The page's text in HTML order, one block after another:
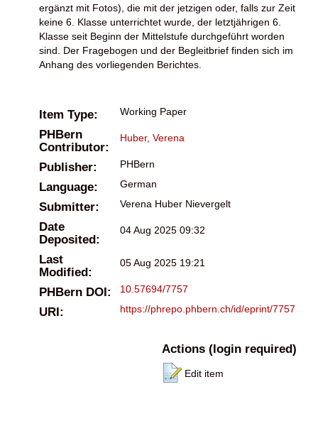
ergänzt mit Fotos), die mit der jetzigen oder, falls zur Zeit
keine 6. Klasse unterrichtet wurde, der letztjährigen 6.
Klasse seit Beginn der Mittelstufe durchgeführt worden
sind. Der Fragebogen und der Begleitbrief finden sich im
Anhang des vorliegenden Berichtes.
Item Type: Working Paper
PHBern
Contributor:
Huber, Verena
Publisher: PHBern
Language: German
Submitter: Verena Huber Nievergelt
Date
Deposited:
04 Aug 2025 09:32
Last
Modified:
05 Aug 2025 19:21
PHBern DOI: 10.57694/7757
URI: https://phrepo.phbern.ch/id/eprint/7757
Actions (login required)
Edit item